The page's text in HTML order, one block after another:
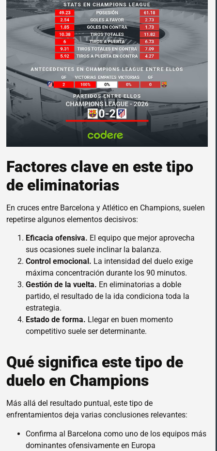
Factores clave en este tipo
de eliminatorias
En cruces entre Barcelona y Atlético en Champions, suelen
repetirse algunos elementos decisivos:
Eficacia ofensiva. El equipo que mejor aprovecha
sus ocasiones suele inclinar la balanza.
Control emocional. La intensidad del duelo exige
máxima concentración durante los 90 minutos.
Gestión de la vuelta. En eliminatorias a doble
partido, el resultado de la ida condiciona toda la
estrategia.
Estado de forma. Llegar en buen momento
competitivo suele ser determinante.
Qué significa este tipo de
duelo en Champions
Más allá del resultado puntual, este tipo de
enfrentamientos deja varias conclusiones relevantes:
Confirma al Barcelona como uno de los equipos más
dominantes ofensivamente en Europa